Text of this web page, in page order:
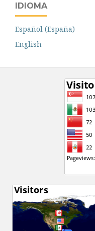
IDIOMA
Español (España)
English